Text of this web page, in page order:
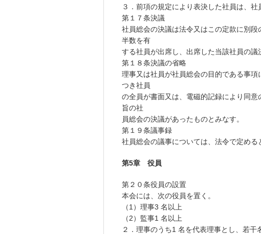
３．前項の規定により表決した社員は、社
第１７条決議
社員総会の決議は法令又はこの定款に別
半数を有
する社員が出席し、出席した当該社員の議
第１８条決議の省略
理事又は社員が社員総会の目的である事
つき社員
の全員が書面又は、電磁的記録により同
旨の社
員総会の決議があったものとみなす。
第１９条議事録
社員総会の議事については、法令で定める
第5章 役員
第２０条役員の設置
本会には、次の役員を置く。
（1）理事3 名以上
（2）監事1 名以上
２．理事のうち1 名を代表理事とし、若干